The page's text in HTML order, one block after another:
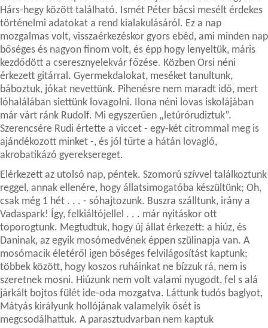
Hárs-hegy között található. Ismét Péter bácsi mesélt érdekes
történelmi adatokat a rend kialakulásáról. Ez a nap
mozgalmas volt, visszaérkezéskor gyors ebéd, ami minden nap
bőséges és nagyon finom volt, és épp hogy lenyeltük, máris
kezdődött a cseresznyelekvár főzése. Közben Orsi néni
érkezett gitárral. Gyermekdalokat, meséket tanultunk,
báboztuk, jókat nevettünk. Pihenésre nem maradt idő, mert
lóhalálában siettünk lovagolni. Ilona néni lovas iskolájában
már várt ránk Rudolf. Mi egyszerűen „letúrórudiztuk”.
Szerencsére Rudi értette a viccet - egy-két citrommal meg is
ajándékozott minket -, és jól tűrte a hátán lovagló,
akrobatikázó gyereksereget.
Elérkezett az utolsó nap, péntek. Szomorú szívvel találkoztunk
reggel, annak ellenére, hogy állatsimogatóba készültünk; Oh,
csak még 1 hét . . . - sóhajtozunk. Buszra szálltunk, irány a
Vadaspark! Így, felkiáltójellel . . . már nyitáskor ott
toporogtunk. Megtudtuk, hogy új állat érkezett: a hiúz, és
Daninak, az egyik mosómedvének éppen szülinapja van. A
mosómacik életéről igen bőséges felvilágosítást kaptunk;
többek között, hogy koszos ruháinkat ne bízzuk rá, nem is
szeretnek mosni. Hiúzunk nem volt valami nyugodt, fel s alá
járkált bojtos fülét ide-oda mozgatva. Láttunk tudós baglyot,
Mátyás királyunk hollójának valamelyik ősét is
megcsodálhattuk. A parasztudvarban nem kaptuk